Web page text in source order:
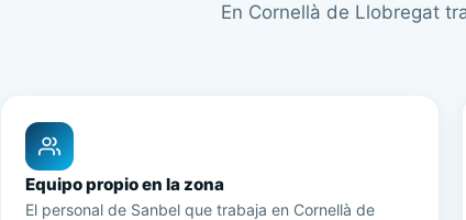
En Cornellà de Llobregat
Equipo propio en la zona
El personal de Sanbel que trabaja en Cornellà de